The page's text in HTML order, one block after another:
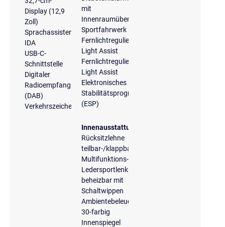
Display (12,9
Zoll)
Sprachassistent
IDA
USB-C-
Schnittstelle
Digitaler
Radioempfang
(DAB)
Verkehrszeichenerkennung
mit
Innenraumüberwachung
Sportfahrwerk
Fernlichtregulierung
Light Assist
Fernlichtregulierung
Light Assist
Elektronisches
Stabilitätsprogramm
(ESP)
Innenausstattung
Rücksitzlehne
teilbar-/klappbar
Multifunktions-
Ledersportlenkrad,
beheizbar mit
Schaltwippen
Ambientebeleuchtung
30-farbig
Innenspiegel